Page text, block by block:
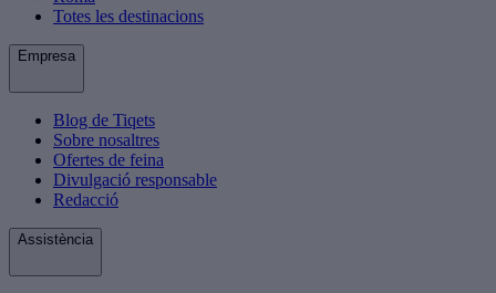
Totes les destinacions
Empresa
Blog de Tiqets
Sobre nosaltres
Ofertes de feina
Divulgació responsable
Redacció
Assistència